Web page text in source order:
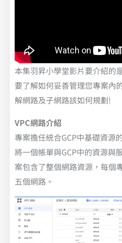
本集羽昇小學堂影片要介紹的
要了解如何妥善管理您專案內
解網路及子網路該如何規劃!
VPC網路介紹
專案擔任統合GCP中基礎資源
將一個帳單與GCP中的資源與
案包含了整個網路資源，每個
五個網路。